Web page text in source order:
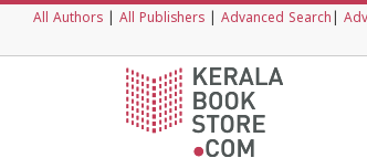
All Authors All Publishers Advanced Search